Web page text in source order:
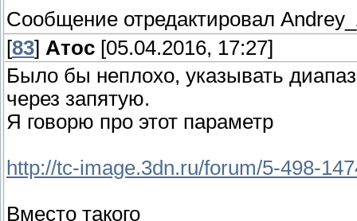
Сообщение отредактировал
[83] Атос [05.04.2016, 17:27]
Было бы неплохо, указывать
через запятую.
Я говорю про этот параметр
http://tc-image.3dn.ru/forum/5-498-
Вместо такого